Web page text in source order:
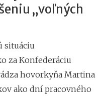
„voľných
situáciu
za Konfederáciu
hovorkyňa Martina
ako dní pracovného